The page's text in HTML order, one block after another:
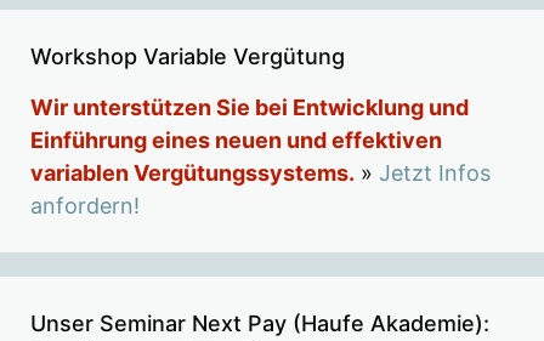
Workshop Variable Vergütung
Wir unterstützen Sie bei Entwicklung und
Einführung eines neuen und effektiven
variablen Vergütungssystems. » Jetzt Infos
anfordern!
Unser Seminar Next Pay (Haufe Akademie):